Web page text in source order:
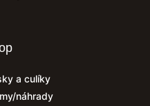
a culíky
náhrady